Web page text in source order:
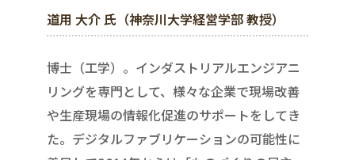
道用 大介 氏（神奈川大学経営学部 教授）
博士（工学）。インダストリアルエンジアニ
リングを専門として、様々な企業で現場改善
や生産現場の情報化促進のサポートをしてき
た。デジタルファブリケーションの可能性に